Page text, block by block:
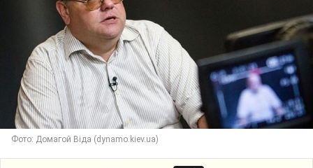
Фото: Домагой Віда (dynamo.kiev.ua)